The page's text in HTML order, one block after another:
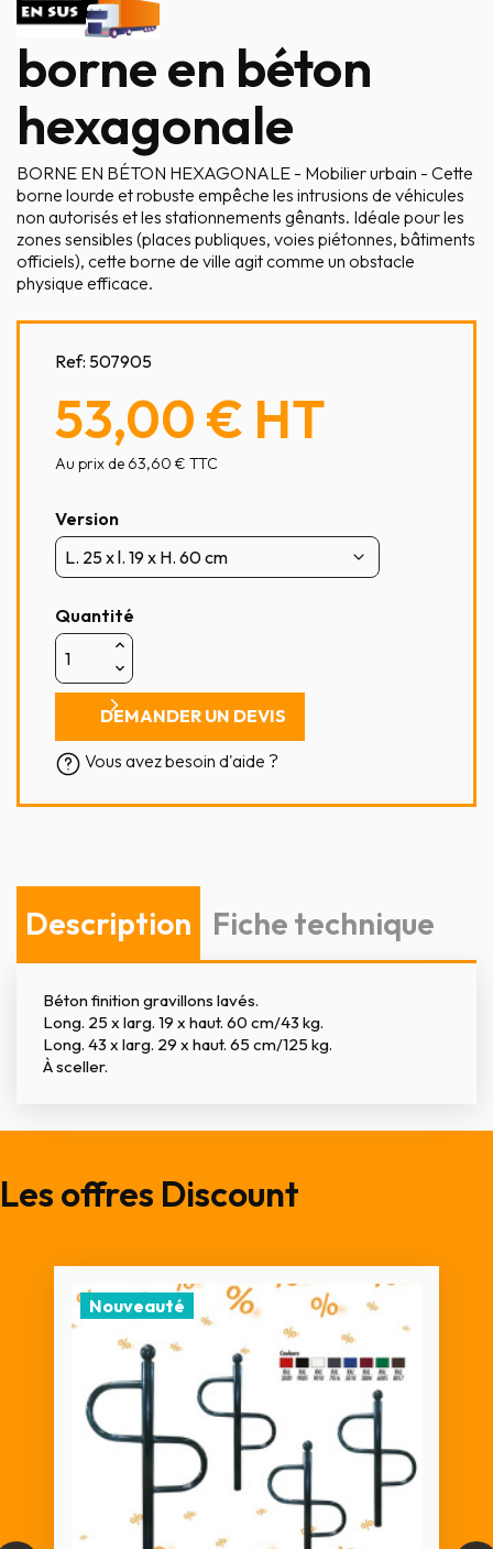
borne en béton
hexagonale
BORNE EN BÉTON HEXAGONALE - Mobilier urbain - Cette
borne lourde et robuste empêche les intrusions de véhicules
non autorisés et les stationnements gênants. Idéale pour les
zones sensibles (places publiques, voies piétonnes, bâtiments
officiels), cette borne de ville agit comme un obstacle
physique efficace.
Ref: 507905
53,00 € HT
Au prix de 63,60 € TTC
Version
Quantité
DEMANDER UN DEVIS
Vous avez besoin d'aide ?
Description Fiche technique
Béton finition gravillons lavés.
Long. 25 x larg. 19 x haut. 60 cm/43 kg.
Long. 43 x larg. 29 x haut. 65 cm/125 kg.
À sceller.
Les offres Discount
Nouveauté